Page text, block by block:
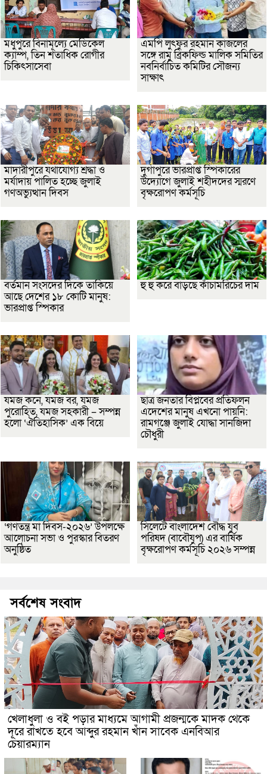
মধুপুরে বিনামূল্যে মেডিকেল
ক্যাম্প, তিন শতাধিক রোগীর
চিকিৎসাসেবা
এমপি লুৎফুর রহমান কাজলের
সঙ্গে রামু ব্রিকফিল্ড মালিক সমিতির
নবনির্বাচিত কমিটির সৌজন্য
সাক্ষাৎ
মাদারীপুরে যথাযোগ্য শ্রদ্ধা ও
মর্যাদায় পালিত হচ্ছে জুলাই
গণঅভ্যুত্থান দিবস
দুর্গাপুরে ভারপ্রাপ্ত স্পিকারের
উদ্যোগে জুলাই শহীদদের স্মরণে
বৃক্ষরোপণ কর্মসূচি
বর্তমান সংসদের দিকে তাকিয়ে
আছে দেশের ১৮ কোটি মানুষ:
ভারপ্রাপ্ত স্পিকার
হু হু করে বাড়ছে কাঁচামরিচের দাম
যমজ কনে, যমজ বর, যমজ
পুরোহিত, যমজ সহকারী – সম্পন্ন
হলো ‘ঐতিহাসিক’ এক বিয়ে
ছাত্র জনতার বিপ্লবের প্রতিফলন
এদেশের মানুষ এখনো পায়নি:
রামগঞ্জে জুলাই যোদ্ধা সানজিদা
চৌধুরী
‘গণতন্ত্র মা দিবস-২০২৬’ উপলক্ষে
আলোচনা সভা ও পুরস্কার বিতরণ
অনুষ্ঠিত
সিলেটে বাংলাদেশ বৌদ্ধ যুব
পরিষদ (বাবৌযুপ) এর বার্ষিক
বৃক্ষরোপণ কর্মসূচি ২০২৬ সম্পন্ন
সর্বশেষ সংবাদ
খেলাধুলা ও বই পড়ার মাধ্যমে আগামী প্রজন্মকে মাদক থেকে
দূরে রাখতে হবে আব্দুর রহমান খাঁন সাবেক এনবিআর
চেয়ারম্যান